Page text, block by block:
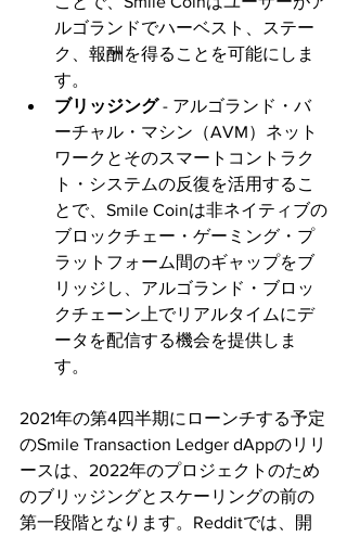
ルゴランドでハーベスト、ステー
ク、報酬を得ることを可能にしま
す。
ブリッジング - アルゴランド・バ
ーチャル・マシン（AVM）ネット
ワークとそのスマートコントラク
ト・システムの反復を活用するこ
とで、Smile Coinは非ネイティブの
ブロックチェー・ゲーミング・プ
ラットフォーム間のギャップをブ
リッジし、アルゴランド・ブロッ
クチェーン上でリアルタイムにデ
ータを配信する機会を提供しま
す。
2021年の第4四半期にローンチする予定
のSmile Transaction Ledger dAppのリリ
ースは、2022年のプロジェクトのため
のブリッジングとスケーリングの前の
第一段階となります。Redditでは、開